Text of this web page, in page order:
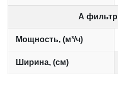
А
Мощность, (м³/ч)
Ширина, (см)